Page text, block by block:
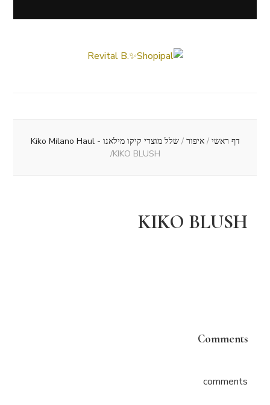
דף ראשי / איפור / שלל מוצרי קיקו מילאנו - Kiko Milano Haul
/KIKO BLUSH
KIKO BLUSH
Comments
comments